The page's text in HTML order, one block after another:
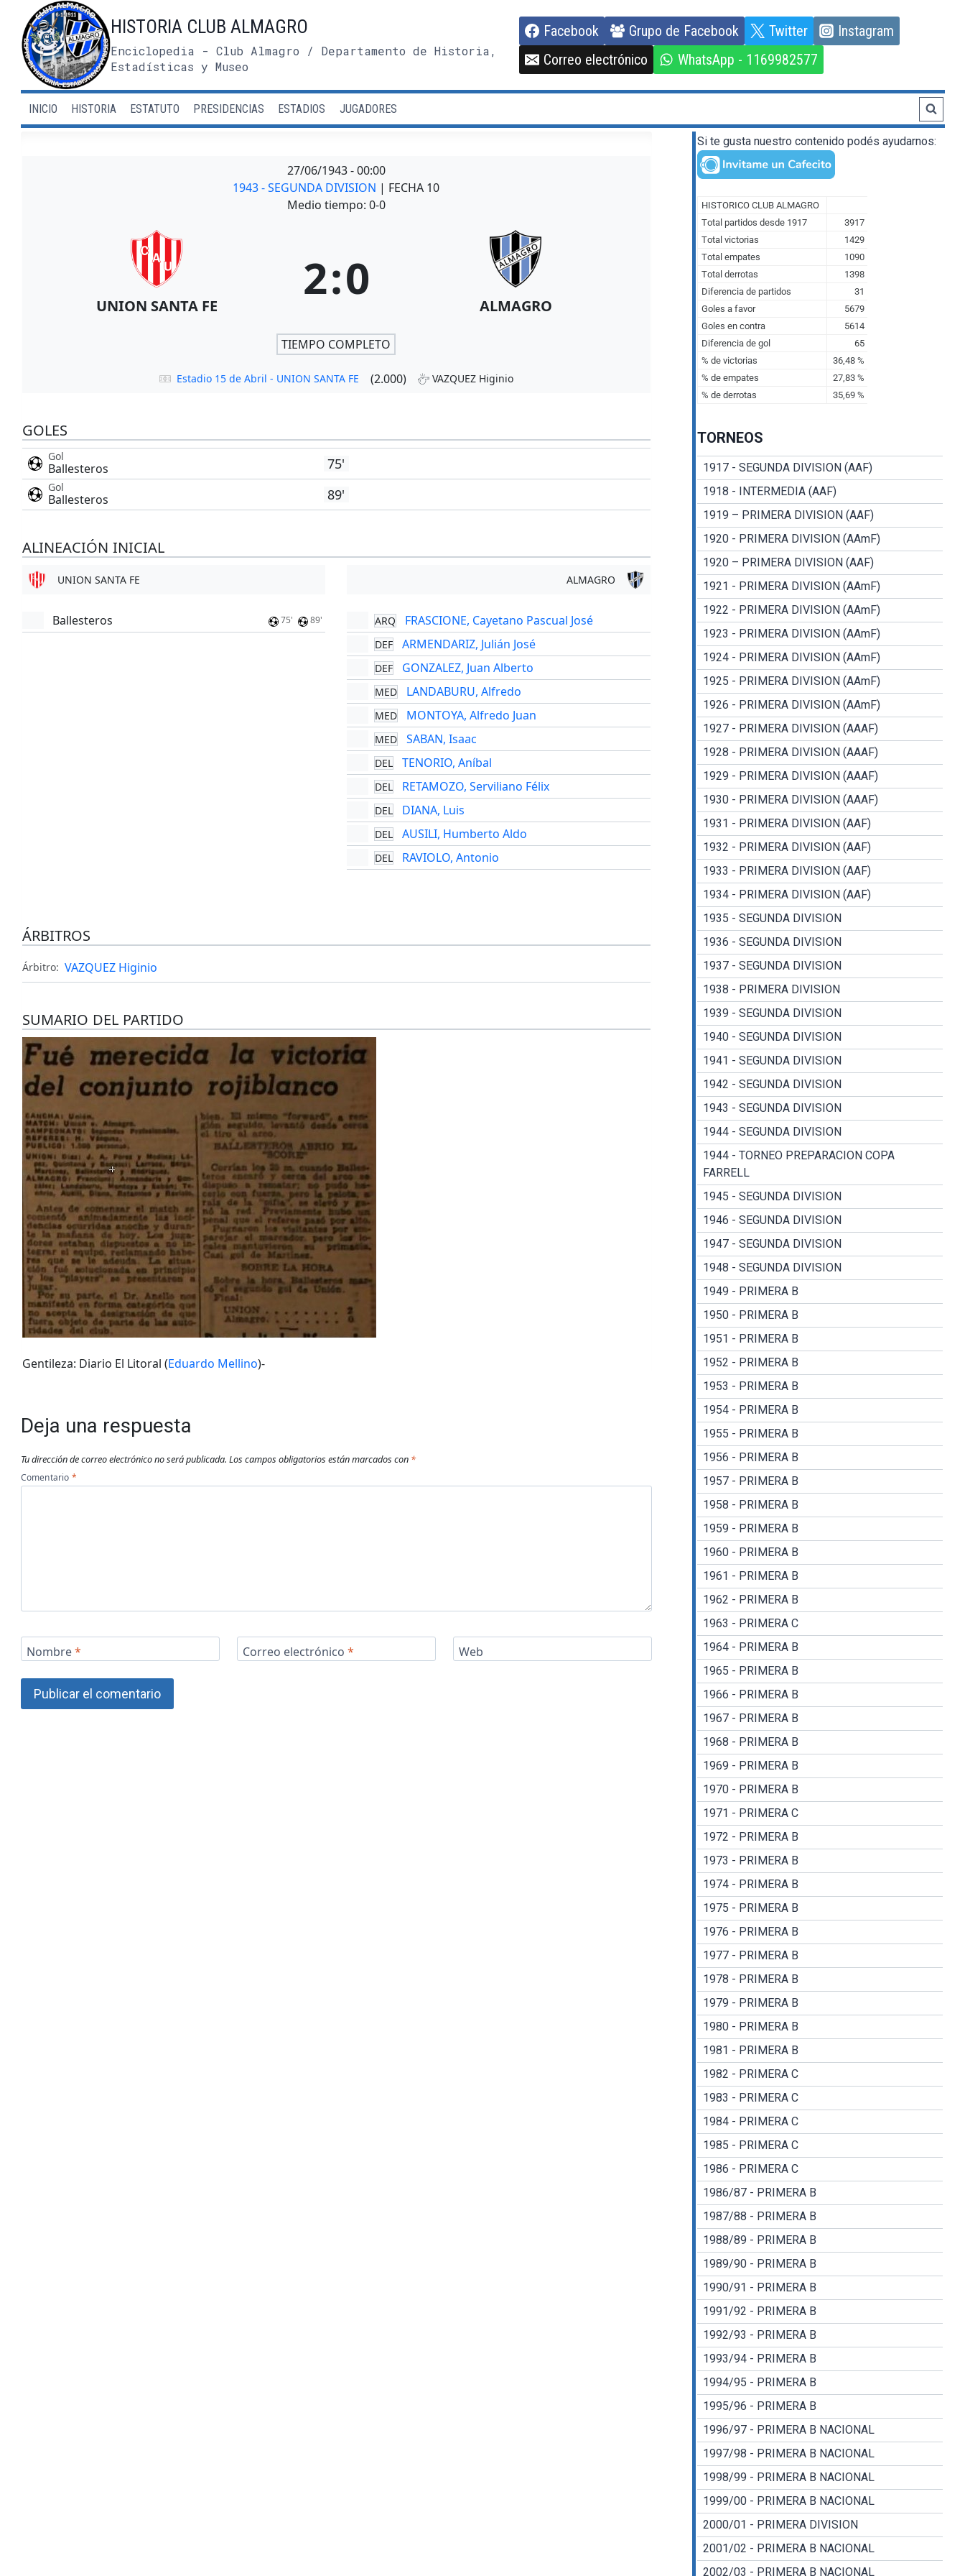
contenido
HISTORIA CLUB ALMAGRO
Enciclopedia - Club Almagro / Departamento de Historia,
Estadísticas y Museo
Facebook Grupo de Facebook Twitter
Instagram
Correo electrónico
WhatsApp - 1169982577
INICIO HISTORIA ESTATUTO PRESIDENCIAS ESTADIOS JUGADORES
27/06/1943-00:00
1943 - SEGUNDA DIVISION | FECHA 10
Medio tiempo: 0-0
UNION SANTA FE 2:0 ALMAGRO
TIEMPO COMPLETO
Estadio 15 de Abril - UNION SANTA FE (2.000) VAZQUEZ Higinio
GOLES
Gol
Ballesteros 75'
Gol
Ballesteros 89'
ALINEACIÓN INICIAL
UNION SANTA FE
Ballesteros 75' 89'
ALMAGRO
ARQ FRASCIONE, Cayetano Pascual José
DEF ARMENDARIZ, Julián José
DEF GONZALEZ, Juan Alberto
MED LANDABURU, Alfredo
MED MONTOYA, Alfredo Juan
MED SABAN, Isaac
DEL TENORIO, Aníbal
DEL RETAMOZO, Serviliano Félix
DEL DIANA, Luis
DEL AUSILI, Humberto Aldo
DEL RAVIOLO, Antonio
ÁRBITROS
Árbitro: VAZQUEZ Higinio
SUMARIO DEL PARTIDO
Gentileza: Diario El Litoral (Eduardo Mellino)-
Deja una respuesta
Tu dirección de correo electrónico no será publicada. Los campos obligatorios están marcados con *
Comentario *
Nombre* Correo electrónico * Web
Si te gusta nuestro contenido podés ayudarnos:
TORNEOS
1917 - SEGUNDA DIVISION (AAF)
1918 - INTERMEDIA (AAF)
1919 – PRIMERA DIVISION (AAF)
1920 - PRIMERA DIVISION (AAmF)
1920 – PRIMERA DIVISION (AAF)
1921 - PRIMERA DIVISION (AAmF)
1922 - PRIMERA DIVISION (AAmF)
1923 - PRIMERA DIVISION (AAmF)
1924 - PRIMERA DIVISION (AAmF)
1925 - PRIMERA DIVISION (AAmF)
1926 - PRIMERA DIVISION (AAmF)
1927 - PRIMERA DIVISION (AAAF)
1928 - PRIMERA DIVISION (AAAF)
1929 - PRIMERA DIVISION (AAAF)
1930 - PRIMERA DIVISION (AAAF)
1931 - PRIMERA DIVISION (AAF)
1932 - PRIMERA DIVISION (AAF)
1933 - PRIMERA DIVISION (AAF)
1934 - PRIMERA DIVISION (AAF)
1935 - SEGUNDA DIVISION
1936 - SEGUNDA DIVISION
1937 - SEGUNDA DIVISION
1938 - PRIMERA DIVISION
1939 - SEGUNDA DIVISION
1940 - SEGUNDA DIVISION
1941 - SEGUNDA DIVISION
1942 - SEGUNDA DIVISION
1943 - SEGUNDA DIVISION
1944 - SEGUNDA DIVISION
1944 - TORNEO PREPARACION COPA
FARRELL
1945 - SEGUNDA DIVISION
1946 - SEGUNDA DIVISION
1947 - SEGUNDA DIVISION
1948 - SEGUNDA DIVISION
1949 - PRIMERA B
1950 - PRIMERA B
1951 - PRIMERA B
1952 - PRIMERA B
1953 - PRIMERA B
1954 - PRIMERA B
1955 - PRIMERA B
1956 - PRIMERA B
1957 - PRIMERA B
1958 - PRIMERA B
1959 - PRIMERA B
1960 - PRIMERA B
1961 - PRIMERA B
1962 - PRIMERA B
1963 - PRIMERA C
1964 - PRIMERA B
1965 - PRIMERA B
1966 - PRIMERA B
1967 - PRIMERA B
1968 - PRIMERA B
1969 - PRIMERA B
1970 - PRIMERA B
1971 - PRIMERA C
1972 - PRIMERA B
1973 - PRIMERA B
1974 - PRIMERA B
1975 - PRIMERA B
1976 - PRIMERA B
1977 - PRIMERA B
1978 - PRIMERA B
1979 - PRIMERA B
1980 - PRIMERA B
1981 - PRIMERA B
1982 - PRIMERA C
1983 - PRIMERA C
1984 - PRIMERA C
1985 - PRIMERA C
1986 - PRIMERA C
1986/87 - PRIMERA B
1987/88 - PRIMERA B
1988/89 - PRIMERA B
1989/90 - PRIMERA B
1990/91 - PRIMERA B
1991/92 - PRIMERA B
1992/93 - PRIMERA B
1993/94 - PRIMERA B
1994/95 - PRIMERA B
1995/96 - PRIMERA B
1996/97 - PRIMERA B NACIONAL
1997/98 - PRIMERA B NACIONAL
1998/99 - PRIMERA B NACIONAL
1999/00 - PRIMERA B NACIONAL
2000/01 - PRIMERA DIVISION
2001/02 - PRIMERA B NACIONAL
2002/03 - PRIMERA B NACIONAL